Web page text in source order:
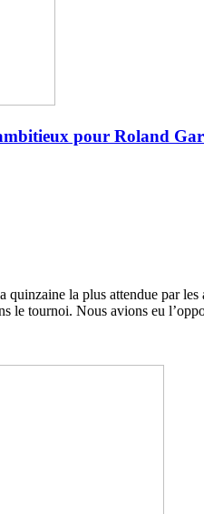
pour Roland
la plus attendue par
le tournoi. Nous avions eu